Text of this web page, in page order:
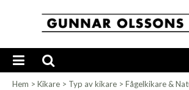
Hem > Kikare > Typ av kikare > Fågelkikare &